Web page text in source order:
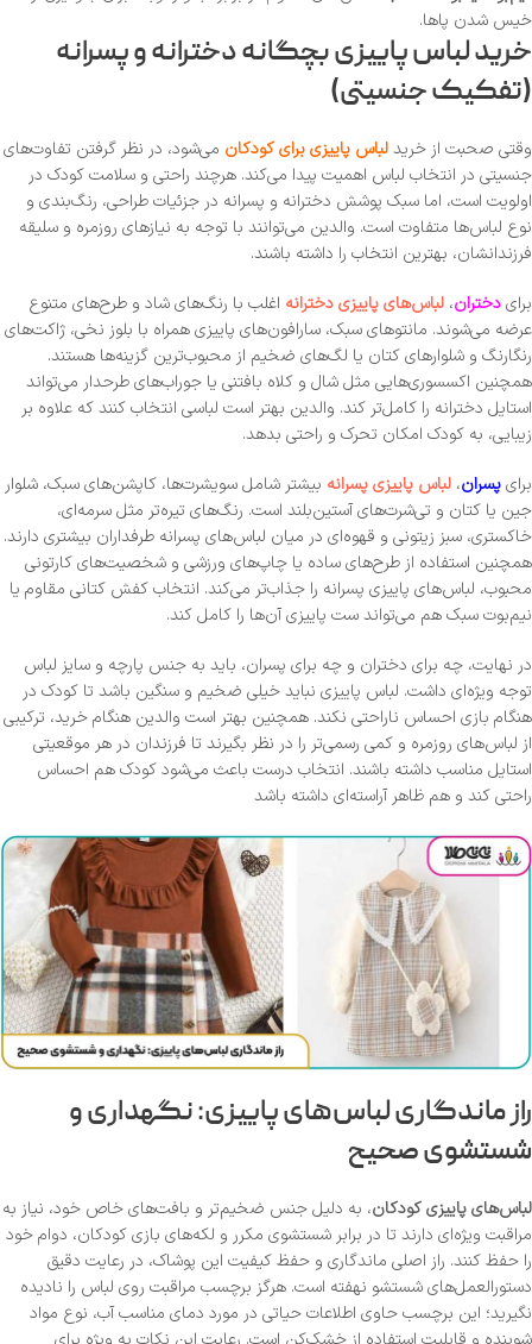
خیس شدن پاها.
خرید لباس پاییزی بچگانه دخترانه و پسرانه
(تفکیک جنسیتی)
وقتی صحبت از خریدلباس پاییزی برای کودکان می‌شود، در نظر گرفتن تفاوت‌های
جنسیتی در انتخاب لباس اهمیت پیدا می‌کند. هرچند راحتی و سلامت کودک در
اولویت است، اما سبک پوشش دخترانه و پسرانه در جزئیات طراحی، رنگ‌بندی و
نوع لباس‌ها متفاوت است. والدین می‌توانند با توجه به نیازهای روزمره و سلیقه
فرزندانشان، بهترین انتخاب را داشته باشند.
برایدختران، لباس‌های پاییزی دخترانه اغلب با رنگ‌های شاد و طرح‌های متنوع
عرضه می‌شوند. مانتوهای سبک، سارافون‌های پاییزی همراه با بلوز نخی، ژاکت‌های
رنگارنگ و شلوارهای کتان یا لگ‌های ضخیم از محبوب‌ترین گزینه‌ها هستند.
همچنین اکسسوری‌هایی مثل شال و کلاه بافتنی یا جوراب‌های طرحدار می‌تواند
استایل دخترانه را کامل‌تر کند. والدین بهتر است لباسی انتخاب کنند که علاوه بر
زیبایی، به کودک امکان تحرک و راحتی بدهد.
برایپسران، لباس پاییزی پسرانه بیشتر شامل سویشرت‌ها، کاپشن‌های سبک، شلوار
جین یا کتان و تی‌شرت‌های آستین‌بلند است. رنگ‌های تیره‌تر مثل سرمه‌ای،
خاکستری، سبز زیتونی و قهوه‌ای در میان لباس‌های پسرانه طرفداران بیشتری دارند.
همچنین استفاده از طرح‌های ساده یا چاپ‌های ورزشی و شخصیت‌های کارتونی
محبوب، لباس‌های پاییزی پسرانه را جذاب‌تر می‌کند. انتخاب کفش کتانی مقاوم یا
نیم‌بوت سبک هم می‌تواند ست پاییزی آن‌ها را کامل کند.
در نهایت، چه برای دختران و چه برای پسران، باید به جنس پارچه و سایز لباس
توجه ویژه‌ای داشت. لباس پاییزی نباید خیلی ضخیم و سنگین باشد تا کودک در
هنگام بازی احساس ناراحتی نکند. همچنین بهتر است والدین هنگام خرید، ترکیبی
از لباس‌های روزمره و کمی رسمی‌تر را در نظر بگیرند تا فرزندان در هر موقعیتی
استایل مناسب داشته باشند. انتخاب درست باعث می‌شود کودک هم احساس
راحتی کند و هم ظاهر آراسته‌ای داشته باشد
راز ماندگاری لباس‌های پاییزی: نگهداری و
شستشوی صحیح
لباس‌های پاییزی کودکان، به دلیل جنس ضخیم‌تر و بافت‌های خاص خود، نیاز به
مراقبت ویژه‌ای دارند تا در برابر شستشوی مکرر و لکه‌های بازی کودکان، دوام خود
را حفظ کنند. راز اصلی ماندگاری و حفظ کیفیت این پوشاک، در رعایت دقیق
دستورالعمل‌های شستشو نهفته است. هرگز برچسب مراقبت روی لباس را نادیده
نگیرید؛ این برچسب حاوی اطلاعات حیاتی در مورد دمای مناسب آب، نوع مواد